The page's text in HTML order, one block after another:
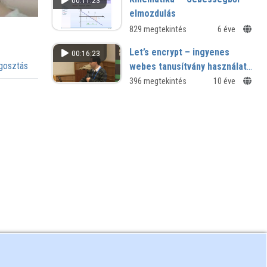
elmozdulás
829 megtekintés 6 éve
00:16:23
Let’s encrypt – ingyenes
webes tanusítvány használata
a mindennapokban
396 megtekintés 10 éve